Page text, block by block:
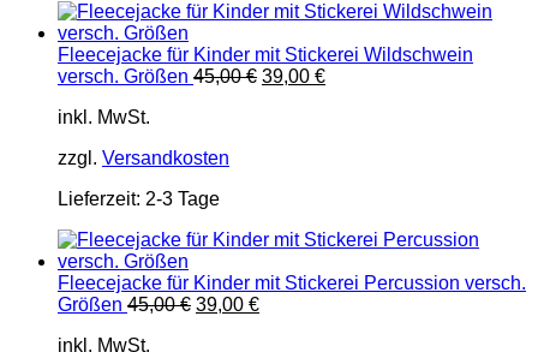
Fleecejacke für Kinder mit Stickerei Wildschwein
versch. Größen 45,00€ Ursprünglicher
39,00 €Aktueller
inkl. MwSt.
zzgl. Versandkosten
Lieferzeit: 2-3 Tage
Fleecejacke für Kinder mit Stickerei Percussion versch.
Größen 45,00€ Ursprünglicher
39,00 €Aktueller
inkl. MwSt.